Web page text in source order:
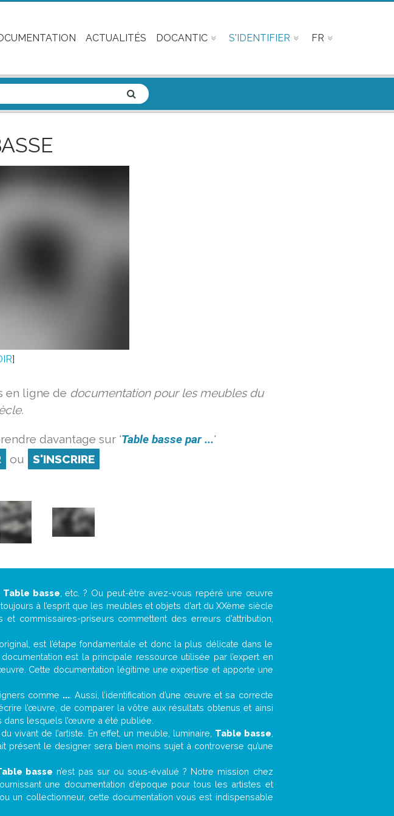
ACTUALITÉS DOCANTIC S'IDENTIFIER FR
]
en ligne de documentation pour les meubles du
davantage sur 'Table basse par ...'
ou S'INSCRIRE
Table basse , etc. ? Ou peut-être avez-vous repéré une œuvre
à l’esprit que les meubles et objets d’art du XXème siècle
commissaires-priseurs commettent des erreurs d’attribution,
est l’étape fondamentale et donc la plus délicate dans le
est la principale ressource utilisée par l’expert en
Cette documentation légitime une expertise et apporte une
comme .... Aussi, l’identification d’une œuvre et sa correcte
l’œuvre, de comparer la vôtre aux résultats obtenus et ainsi
dans lesquels l’œuvre a été publiée.
vivant de l’artiste. En effet, un meuble, luminaire, Table basse
le designer sera bien moins sujet à controverse qu’une
basse n’est pas sur ou sous-évalué ? Notre mission chez
une documentation d’époque pour tous les artistes et
un collectionneur, cette documentation vous est indispensable